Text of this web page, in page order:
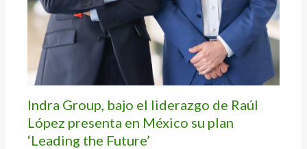
Indra Group, bajo el liderazgo de Raúl
López presenta en México su plan
‘Leading the Future’